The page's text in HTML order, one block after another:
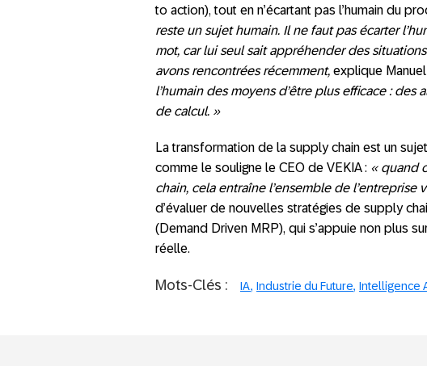
to action), tout en n’écartant pas l’humain du
reste un sujet humain. Il ne faut pas écarter
mot, car lui seul sait appréhender des
avons rencontrées récemment, explique Manuel
l’humain des moyens d’être plus efficace :
de calcul. »
La transformation de la supply chain est un
comme le souligne le CEO de VEKIA : « quand
chain, cela entraîne l’ensemble de l’entreprise
d’évaluer de nouvelles stratégies de supply
(Demand Driven MRP), qui s’appuie non plus
réelle.
Mots-Clés : IA Industrie du Future Intelligence